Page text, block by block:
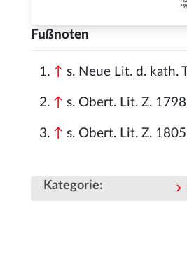
Fußnoten
↑ s. Neue Lit. d. kath.
↑ s. Obert. Lit. Z.
↑ s. Obert. Lit. Z.
Kategorie: